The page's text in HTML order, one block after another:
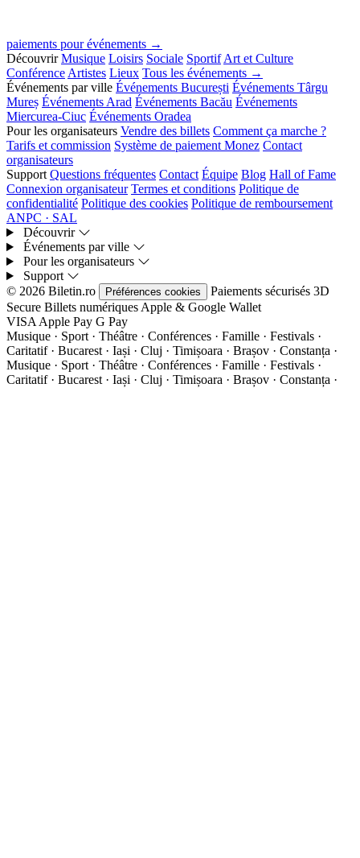
paiements pour événements →
Découvrir Musique Loisirs Sociale Sportif Art et Culture
Conférence Artistes Lieux Tous les événements →
Événements par ville Événements București Événements Târgu
Mureș Événements Arad Événements Bacău Événements
Miercurea-Ciuc Événements Oradea
Pour les organisateurs Vendre des billets Comment ça marche ?
Tarifs et commission Système de paiement Monez Contact
organisateurs
Support Questions fréquentes Contact Équipe Blog Hall of Fame
Connexion organisateur Termes et conditions Politique de
confidentialité Politique des cookies Politique de remboursement
ANPC · SAL
Découvrir
Événements par ville
Pour les organisateurs
Support
© 2026 Biletin.ro
Préférences cookies Paiements sécurisés 3D
Secure Billets numériques Apple & Google Wallet
VISA Apple Pay G Pay
Musique · Sport · Théâtre · Conférences · Famille · Festivals ·
Caritatif · Bucarest · Iași · Cluj · Timișoara · Brașov · Constanța ·
Musique · Sport · Théâtre · Conférences · Famille · Festivals ·
Caritatif · Bucarest · Iași · Cluj · Timișoara · Brașov · Constanța ·